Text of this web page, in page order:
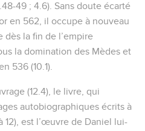
49 ; 4.6). Sans doute écarté
en 562, il occupe à nouveau
la fin de l’empire
la domination des Mèdes et
536 (10.1).
(12.4), le livre, qui
autobiographiques écrits à
12), est l’œuvre de Daniel lui-